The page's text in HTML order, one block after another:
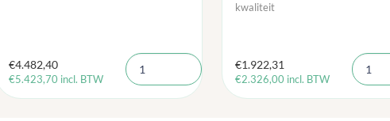
€4.482,40
€5.423,70 incl. BTW
kwaliteit
€1.922,31
€2.326,00 incl. BTW